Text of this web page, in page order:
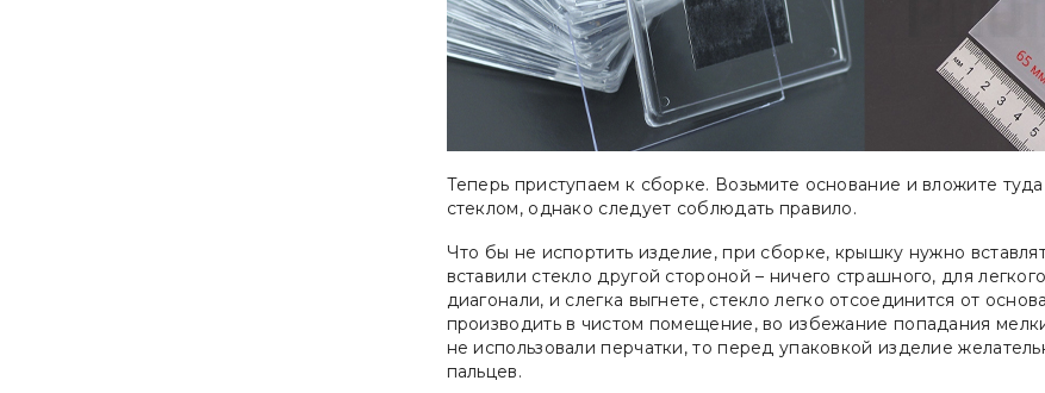
Теперь приступаем к сборке. Возьмите основание и вложите
стеклом, однако следует соблюдать правило.
Что бы не испортить изделие, при сборке, крышку нужно
вставили стекло другой стороной – ничего страшного, для
диагонали, и слегка выгнете, стекло легко отсоединится от
производить в чистом помещение, во избежание попадания
не использовали перчатки, то перед упаковкой изделие
пальцев.